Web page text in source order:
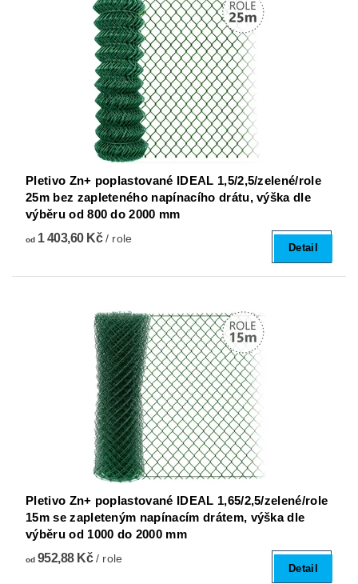
Pletivo Zn+ poplastované IDEAL 1,5/2,5/zelené/role
25m bez zapleteného napínacího drátu, výška dle
výběru od 800 do 2000 mm
od1 403,60 Kč/ role
Detail
Pletivo Zn+ poplastované IDEAL 1,65/2,5/zelené/role
15m se zapleteným napínacím drátem, výška dle
výběru od 1000 do 2000 mm
od952,88 Kč/ role
Detail